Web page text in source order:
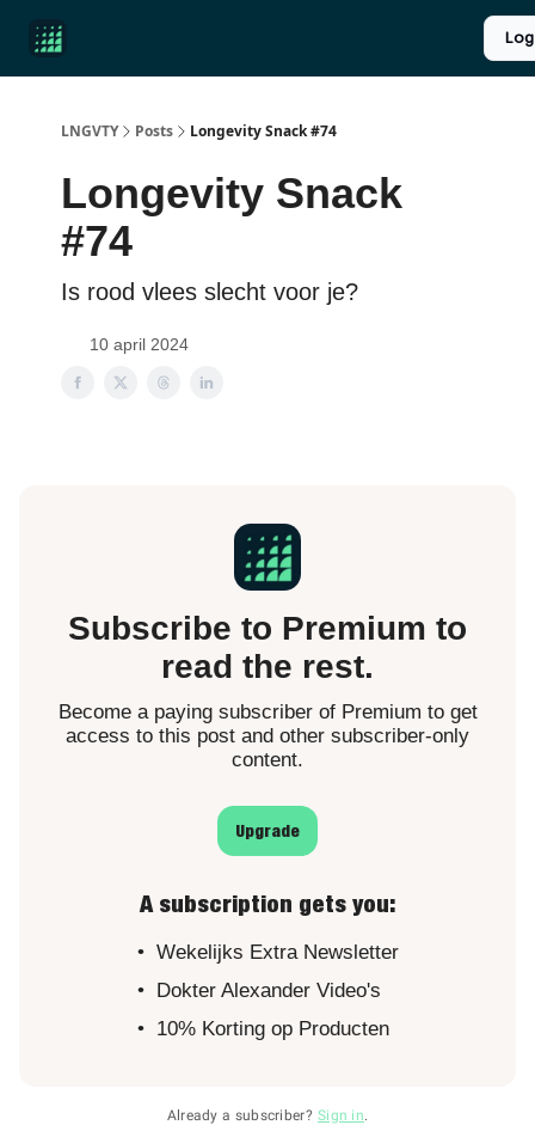
LNGVTY Posts Longevity Snack #74
Longevity Snack
#74
Is rood vlees slecht voor je?
10 april 2024
Subscribe to Premium to
read the rest.
Become a paying subscriber of Premium to get
access to this post and other subscriber-only
content.
Upgrade
A subscription gets you:
Wekelijks Extra Newsletter
Dokter Alexander Video's
10% Korting op Producten
Already a subscriber? Sign in.